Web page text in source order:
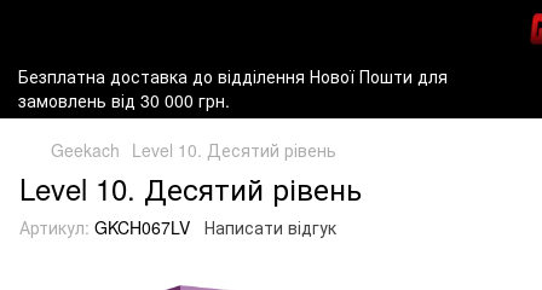
Безплатна доставка до відділення Нової Пошти для
замовлень від 30 000 грн.
Geekach Level 10. Десятий рівень
Level 10. Десятий рівень
Артикул: GKCH067LV Написати відгук